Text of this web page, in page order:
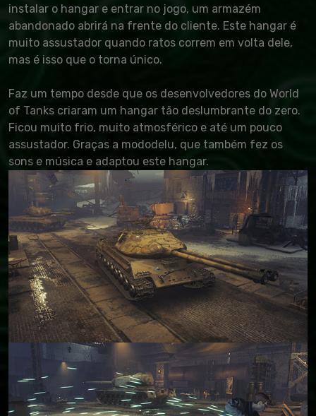
instalar o hangar e entrar no jogo, um armazém
abandonado abrirá na frente do cliente. Este hangar é
muito assustador quando ratos correm em volta dele,
mas é isso que o torna único.
Faz um tempo desde que os desenvolvedores do World
of Tanks criaram um hangar tão deslumbrante do zero.
Ficou muito frio, muito atmosférico e até um pouco
assustador. Graças a mododelu, que também fez os
sons e música e adaptou este hangar.